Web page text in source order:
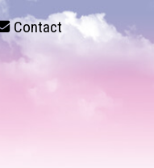
Contact